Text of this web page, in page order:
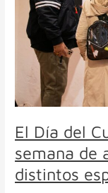
El Día del
semana de
distintos
semana
de
actividades
gratuitas
distintos
espacios
de
ciudad